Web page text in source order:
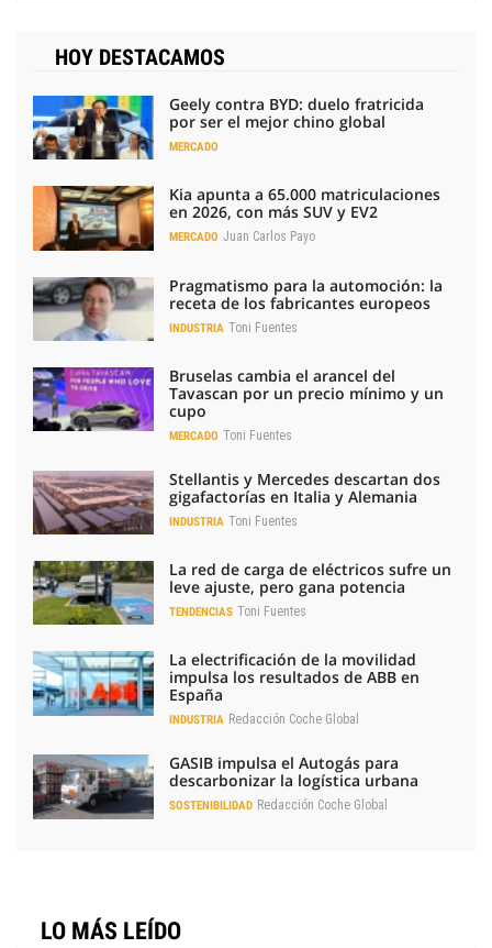
HOY DESTACAMOS
Geely contra BYD: duelo fratricida
por ser el mejor chino global
MERCADO
Kia apunta a 65.000 matriculaciones
en 2026, con más SUV y EV2
MERCADO Juan Carlos Payo
Pragmatismo para la automoción: la
receta de los fabricantes europeos
INDUSTRIA Toni Fuentes
Bruselas cambia el arancel del
Tavascan por un precio mínimo y un
cupo
MERCADO Toni Fuentes
Stellantis y Mercedes descartan dos
gigafactorías en Italia y Alemania
INDUSTRIA Toni Fuentes
La red de carga de eléctricos sufre un
leve ajuste, pero gana potencia
TENDENCIAS Toni Fuentes
La electrificación de la movilidad
impulsa los resultados de ABB en
España
INDUSTRIA Redacción Coche Global
GASIB impulsa el Autogás para
descarbonizar la logística urbana
SOSTENIBILIDAD Redacción Coche Global
LO MÁS LEÍDO